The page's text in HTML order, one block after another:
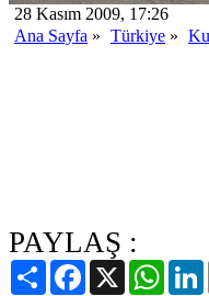
28 Kasım 2009, 17:26
Ana Sayfa » Türkiye »
PAYLAŞ :
PaylaşFacebook
X